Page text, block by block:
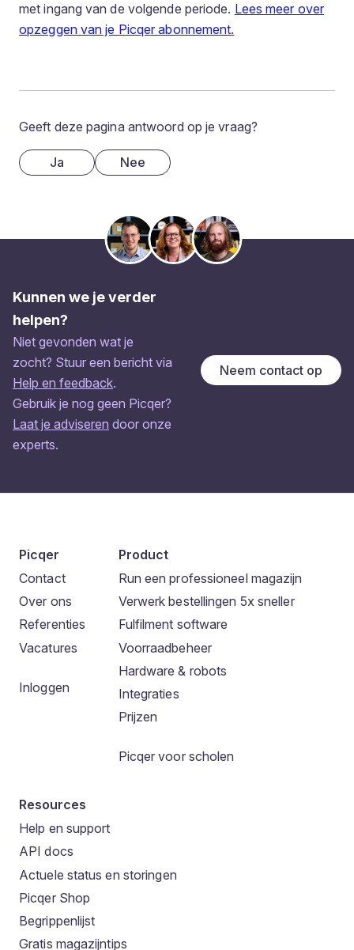
met ingang van de volgende periode. Lees meer over
opzeggen van je Picqer abonnement.
Geeft deze pagina antwoord op je vraag?
Ja Nee
Kunnen we je verder
helpen?
Niet gevonden wat je
zocht? Stuur een bericht via
Help en feedback.
Gebruik je nog geen Picqer?
Laat je adviseren door onze
experts.
Neem contact op
Picqer
Contact
Over ons
Referenties
Vacatures
Inloggen
Product
Run een professioneel magazijn
Verwerk bestellingen 5x sneller
Fulfilment software
Voorraadbeheer
Hardware & robots
Integraties
Prijzen
Picqer voor scholen
Resources
Help en support
API docs
Actuele status en storingen
Picqer Shop
Begrippenlijst
Gratis magazijntips